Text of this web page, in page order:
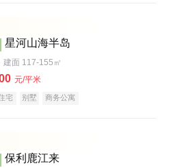
星河山海半岛
建面 117-155㎡
元/平米
宅 别墅 商务公寓
保利鹿江来